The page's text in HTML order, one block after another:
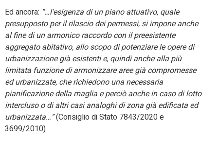
Ed ancora: “…l’esigenza di un piano attuativo, quale
presupposto per il rilascio dei permessi, si impone anche
al fine di un armonico raccordo con il preesistente
aggregato abitativo, allo scopo di potenziare le opere di
urbanizzazione già esistenti e, quindi anche alla più
limitata funzione di armonizzare aree già compromesse
ed urbanizzate, che richiedono una necessaria
pianificazione della maglia e perciò anche in caso di lotto
intercluso o di altri casi analoghi di zona già edificata ed
urbanizzata…”(Consiglio di Stato 7843/2020 e
3699/2010)